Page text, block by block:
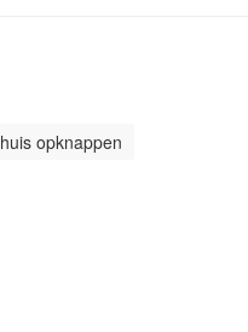
huis opknappen